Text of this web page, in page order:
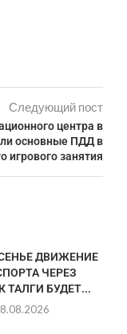
Следующий пост
центра в
основные ПДД в
игрового занятия
ДВИЖЕНИЕ
ЧЕРЕЗ
ТАЛГИ БУДЕТ...